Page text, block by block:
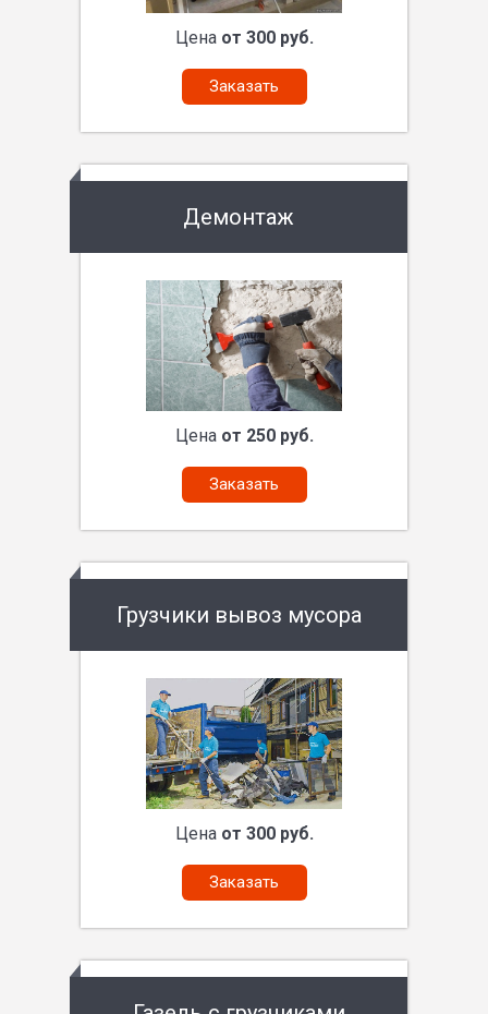
Цена от 300 руб.
Заказать
Демонтаж
Цена от 250 руб.
Заказать
Грузчики вывоз мусора
Цена от 300 руб.
Заказать